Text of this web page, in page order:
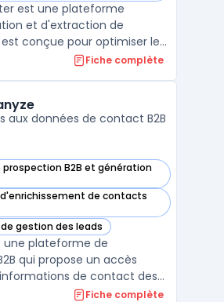
est une plateforme
et d'extraction de
est conçue pour optimiser les
en ligne.L'outil
différents réseaux
web. Avec Phantombuster,
Fiche complète
aux données de contact B2B
prospection B2B et génération
dans cette catégorie
d'enrichissement de contacts
dans cette catégorie
gestion des leads
dans cette catégorie
une plateforme de
qui propose un accès
de contact des
une extension GoogleFiche complète